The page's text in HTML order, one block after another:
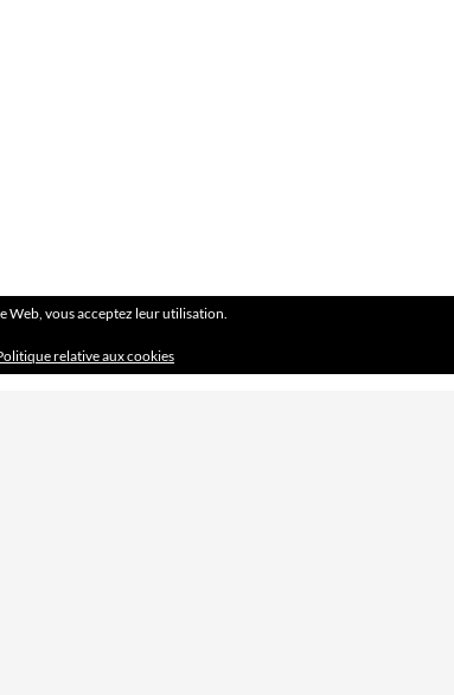
Web, vous acceptez leur utilisation.
relative aux cookies